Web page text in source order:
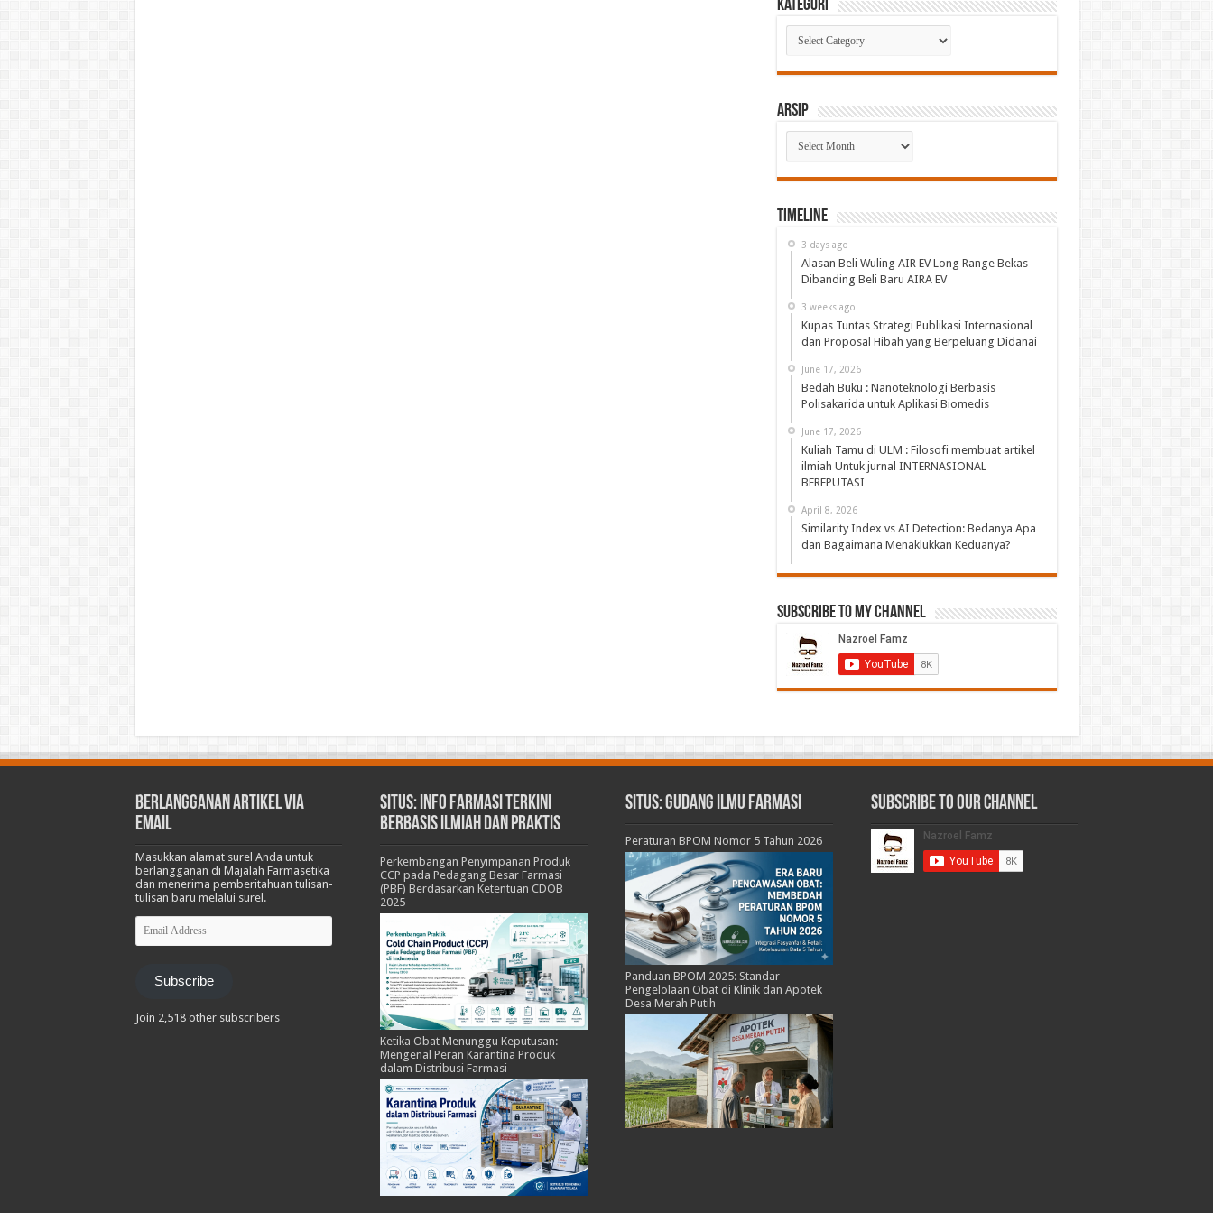
Kategori
Kategori
Arsip
Arsip
Timeline
3 days ago
Alasan Beli Wuling AIR EV Long Range Bekas
Dibanding Beli Baru AIRA EV
3 weeks ago
Kupas Tuntas Strategi Publikasi Internasional
dan Proposal Hibah yang Berpeluang Didanai
June 17, 2026
Bedah Buku : Nanoteknologi Berbasis
Polisakarida untuk Aplikasi Biomedis
June 17, 2026
Kuliah Tamu di ULM : Filosofi membuat artikel
ilmiah Untuk jurnal INTERNASIONAL
BEREPUTASI
April 8, 2026
Similarity Index vs AI Detection: Bedanya Apa
dan Bagaimana Menaklukkan Keduanya?
Subscribe to My Channel
Berlangganan Artikel via
Email
Masukkan alamat surel Anda untuk
berlangganan di Majalah Farmasetika
dan menerima pemberitahuan tulisan-
tulisan baru melalui surel.
Email
Address
Subscribe
Join 2,518 other subscribers
Situs: Info Farmasi Terkini
Berbasis Ilmiah dan Praktis
Perkembangan Penyimpanan Produk
CCP pada Pedagang Besar Farmasi
(PBF) Berdasarkan Ketentuan CDOB
2025
Ketika Obat Menunggu Keputusan:
Mengenal Peran Karantina Produk
dalam Distribusi Farmasi
Situs: Gudang Ilmu Farmasi
Peraturan BPOM Nomor 5 Tahun 2026
Panduan BPOM 2025: Standar
Pengelolaan Obat di Klinik dan Apotek
Desa Merah Putih
Subscribe to our Channel